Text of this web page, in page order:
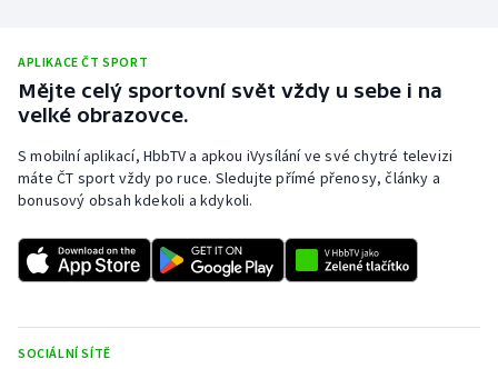
APLIKACE ČT SPORT
Mějte celý sportovní svět vždy u sebe i na
velké obrazovce.
S mobilní aplikací, HbbTV a apkou iVysílání ve své chytré televizi
máte ČT sport vždy po ruce. Sledujte přímé přenosy, články a
bonusový obsah kdekoli a kdykoli.
SOCIÁLNÍ SÍTĚ